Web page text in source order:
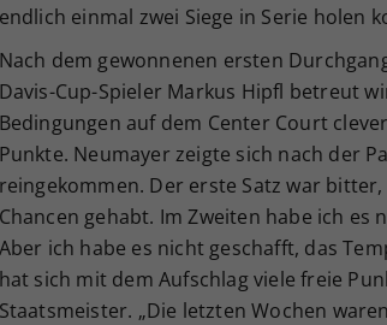
endlich einmal zwei Siege in Serie holen
Nach dem gewonnenen ersten
Davis-Cup-Spieler Markus Hipfl betreut
Bedingungen auf dem Center Court
Punkte. Neumayer zeigte sich nach der
reingekommen. Der erste Satz war
Chancen gehabt. Im Zweiten habe ich
Aber ich habe es nicht geschafft, das
hat sich mit dem Aufschlag viele freie
Staatsmeister. „Die letzten Wochen